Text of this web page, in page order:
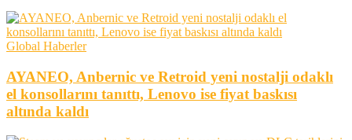
Global Haberler
AYANEO, Anbernic ve Retroid yeni nostalji odaklı
el konsollarını tanıttı, Lenovo ise fiyat baskısı
altında kaldı